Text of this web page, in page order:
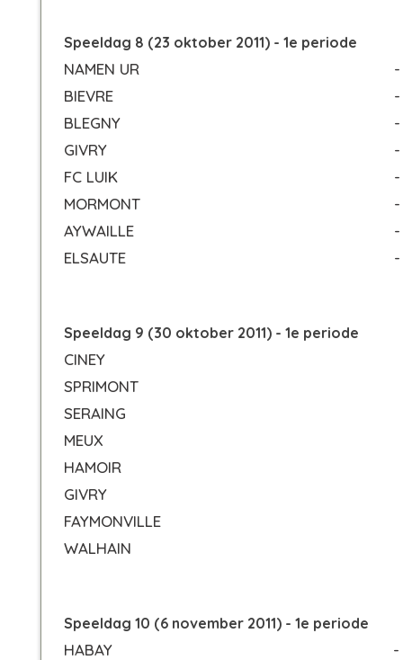
Speeldag 8 (23 oktober 2011) - 1e periode
NAMEN UR
-
BIEVRE
-
BLEGNY
-
GIVRY
-
FC LUIK
-
MORMONT
-
AYWAILLE
-
ELSAUTE
-
Speeldag 9 (30 oktober 2011) - 1e periode
CINEY
SPRIMONT
SERAING
MEUX
HAMOIR
GIVRY
FAYMONVILLE
WALHAIN
Speeldag 10 (6 november 2011) - 1e periode
HABAY
-